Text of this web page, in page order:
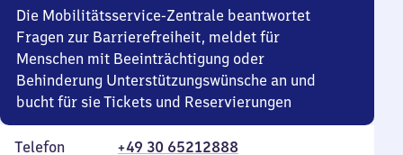
Die Mobilitätsservice-Zentrale beantwortet
Fragen zur Barrierefreiheit, meldet für
Menschen mit Beeinträchtigung oder
Behinderung Unterstützungswünsche an und
bucht für sie Tickets und Reservierungen
Telefon
+49 30 65212888